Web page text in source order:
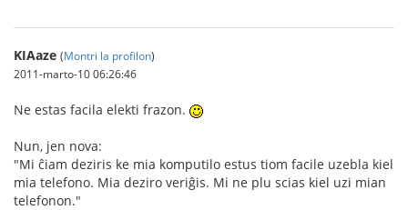
KIAaze (Montri la profilon)
2011-marto-10 06:26:46
Ne estas facila elekti frazon.
Nun, jen nova:
"Mi ĉiam deziris ke mia komputilo estus tiom facile uzebla kiel
mia telefono. Mia deziro veriĝis. Mi ne plu scias kiel uzi mian
telefonon."